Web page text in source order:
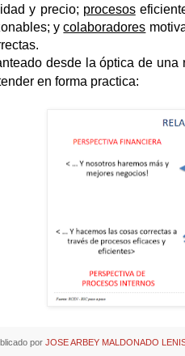
y precio; procesos
ycolaboradores
desde la óptica de
en forma practica:
por JOSE ARBEY MALDONADO